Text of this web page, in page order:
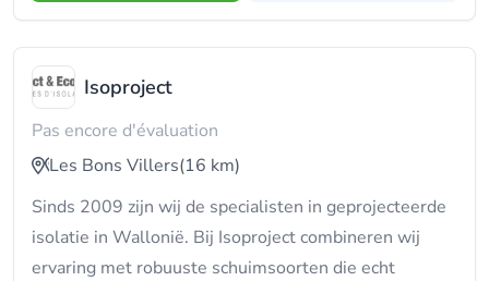
Isoproject
Pas encore d'évaluation
Les Bons Villers(16 km)
Sinds 2009 zijn wij de specialisten in geprojecteerde
isolatie in Wallonië. Bij Isoproject combineren wij
ervaring met robuuste schuimsoorten die echt